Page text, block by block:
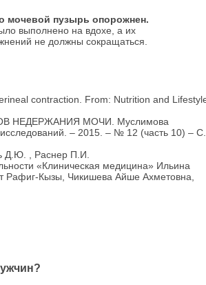
мочевой пузырь опорожнен.
выполнено на вдохе, а их
не должны сокращаться.
contraction. From: Nutrition and
НЕДЕРЖАНИЯ МОЧИ. Муслимова
– 2015. – № 12 (часть 10) – С.
Д.Ю. , Раснер П.И.
«Клиническая медицина» Ильина
Кызы, Чикишева Айше Ахметовна,